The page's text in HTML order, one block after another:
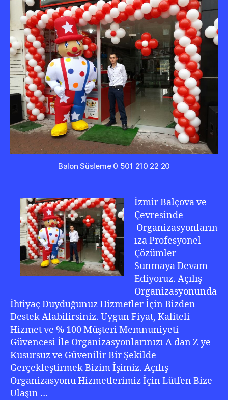
0
232
346
0
Balon Süsleme 0 501 210 22 20
İzmir Balçova ve
Çevresinde
Organizasyonların
ıza Profesyonel
Çözümler
Sunmaya Devam
Ediyoruz. Açılış
Organizasyonunda
İhtiyaç Duyduğunuz Hizmetler İçin Bizden
Destek Alabilirsiniz. Uygun Fiyat, Kaliteli
Hizmet ve % 100 Müşteri Memnuniyeti
Güvencesi İle Organizasyonlarınızı A dan Z ye
Kusursuz ve Güvenilir Bir Şekilde
Gerçekleştirmek Bizim İşimiz. Açılış
Organizasyonu Hizmetlerimiz İçin Lütfen Bize
Ulaşın …